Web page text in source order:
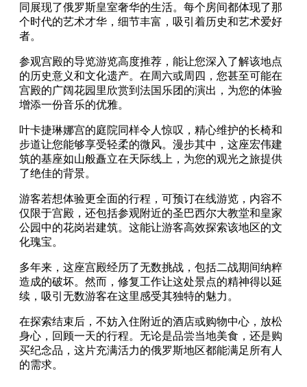
同展现了俄罗斯皇室奢华的生活。每个房间都体现了那
个时代的艺术才华，细节丰富，吸引着历史和艺术爱好
者。
参观宫殿的导览游览高度推荐，能让您深入了解该地点
的历史意义和文化遗产。在周六或周四，您甚至可能在
宫殿的广阔花园里欣赏到法国乐团的演出，为您的体验
增添一份音乐的优雅。
叶卡捷琳娜宫的庭院同样令人惊叹，精心维护的长椅和
步道让您能够享受轻柔的微风。漫步其中，这座宏伟建
筑的基座如山般矗立在天际线上，为您的观光之旅提供
了绝佳的背景。
游客若想体验更全面的行程，可预订在线游览，内容不
仅限于宫殿，还包括参观附近的圣巴西尔大教堂和皇家
公园中的花岗岩建筑。这能让游客高效探索该地区的文
化瑰宝。
多年来，这座宫殿经历了无数挑战，包括二战期间纳粹
造成的破坏。然而，修复工作让这处景点的精神得以延
续，吸引无数游客在这里感受其独特的魅力。
在探索结束后，不妨入住附近的酒店或购物中心，放松
身心，回顾一天的行程。无论是品尝当地美食，还是购
买纪念品，这片充满活力的俄罗斯地区都能满足所有人
的需求。